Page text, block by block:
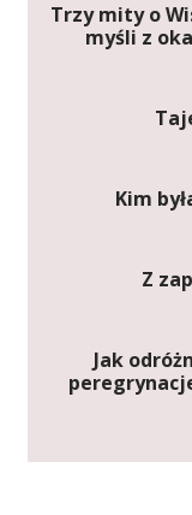
Trzy mity o
myśli z
Kim
Z
Jak